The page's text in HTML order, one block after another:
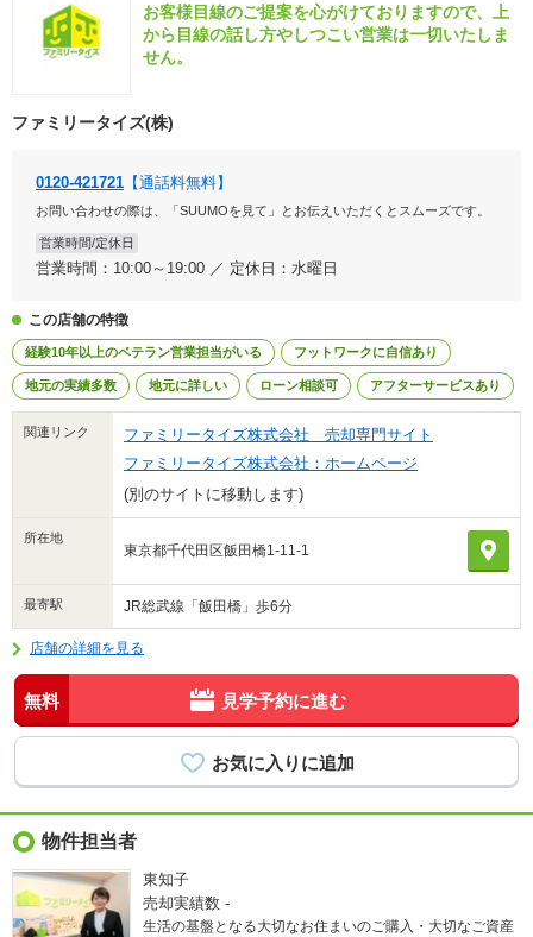
お客様目線のご提案を心がけておりますので、上
から目線の話し方やしつこい営業は一切いたしま
せん。
ファミリータイズ(株)
0120-421721 【通話料無料】
お問い合わせの際は、「SUUMOを見て」とお伝えいただくとスムーズです。
営業時間/定休日
営業時間：10:00～19:00 ／ 定休日：水曜日
この店舗の特徴
経験10年以上のベテラン営業担当がいる フットワークに自信あり
地元の実績多数 地元に詳しい ローン相談可 アフターサービスあり
関連リンク
ファミリータイズ株式会社 売却専門サイト
ファミリータイズ株式会社：ホームページ
(別のサイトに移動します)
所在地
東京都千代田区飯田橋1-11-1
最寄駅 JR総武線「飯田橋」歩6分
店舗の詳細を見る
無料 見学予約に進む
物件担当者
東知子
売却実績数 -
生活の基盤となる大切なお住まいのご購入・大切なご資産